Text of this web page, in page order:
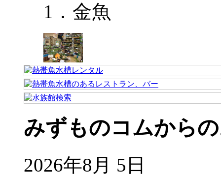
1．金魚
みずものコムから
2026年8月 5日